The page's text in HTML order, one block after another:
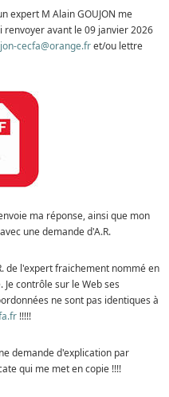
expert M Alain GOUJON me
avant le 09 janvier 2026
cecfa@orange.fret/ou lettre
ma réponse, ainsi que mon
une demande d'A.R.
de l'expert fraichement nommé en
contrôle sur le Web ses
ne sont pas identiques à
!!!!!
demande d'explication par
qui me met en copie !!!!